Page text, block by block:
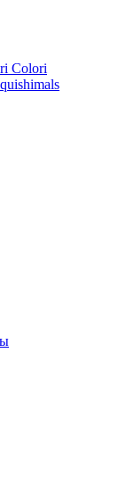
Colori